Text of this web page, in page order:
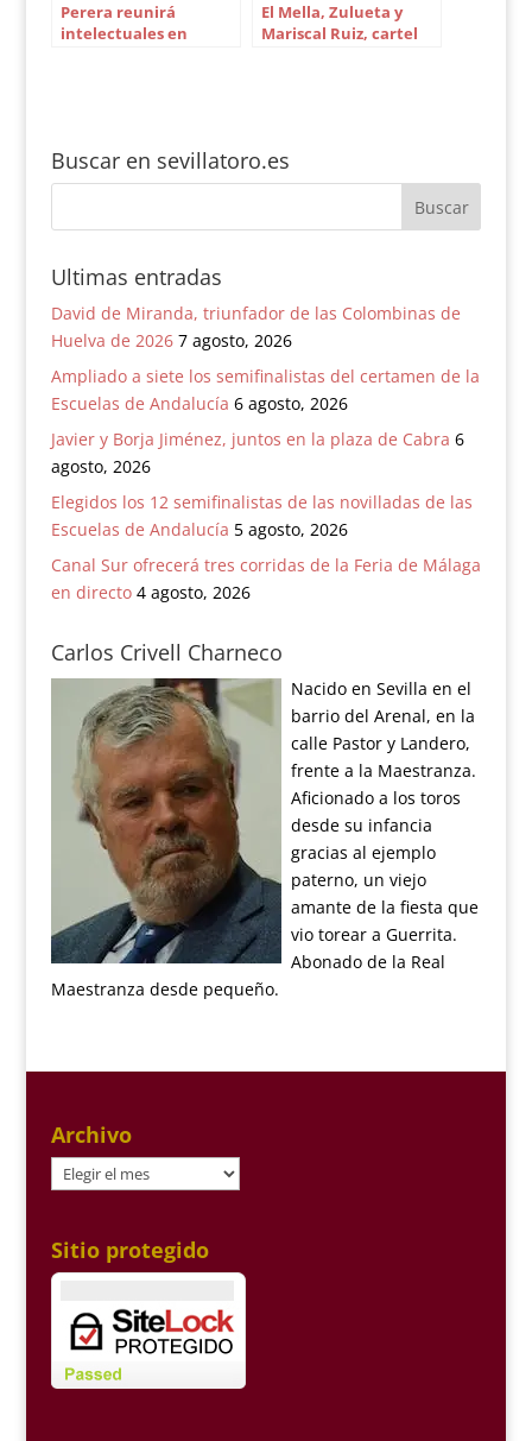
Perera reunirá
intelectuales en
El Mella, Zulueta y
Mariscal Ruiz, cartel
Buscar en sevillatoro.es
Ultimas entradas
David de Miranda, triunfador de las Colombinas de
Huelva de 2026 7 agosto, 2026
Ampliado a siete los semifinalistas del certamen de la
Escuelas de Andalucía 6 agosto, 2026
Javier y Borja Jiménez, juntos en la plaza de Cabra 6
agosto, 2026
Elegidos los 12 semifinalistas de las novilladas de las
Escuelas de Andalucía 5 agosto, 2026
Canal Sur ofrecerá tres corridas de la Feria de Málaga
en directo 4 agosto, 2026
Carlos Crivell Charneco
Nacido en Sevilla en el
barrio del Arenal, en la
calle Pastor y Landero,
frente a la Maestranza.
Aficionado a los toros
desde su infancia
gracias al ejemplo
paterno, un viejo
amante de la fiesta que
vio torear a Guerrita.
Abonado de la Real
Maestranza desde pequeño.
Archivo
Archivo
Sitio protegido